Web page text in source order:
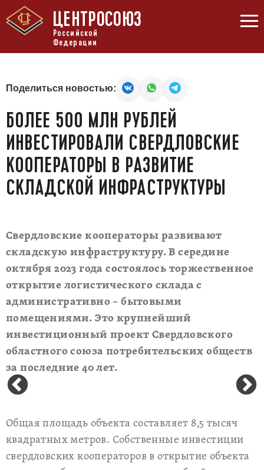
ЦЕНТРОСОЮЗ
Российской
Федерации
Поделиться новостью:
БОЛЕЕ 500 МЛН РУБЛЕЙ
ИНВЕСТИРОВАЛИ СВЕРДЛОВСКИЕ
КООПЕРАТОРЫ В РАЗВИТИЕ
СКЛАДСКОЙ ИНФРАСТРУКТУРЫ
Свердловские кооператоры развивают
складскую инфраструктуру. В середине
октября 2023 года состоялось торжественное
открытие логистического склада с
административно – бытовыми
помещениями. Это крупнейший
инвестиционный проект Свердловского
областного союза потребительских обществ
за последние 40 лет.
Общая площадь объекта составляет 8,5 тысяч
квадратных метров. Собственные инвестиции
свердловских кооператоров в открытие объекта